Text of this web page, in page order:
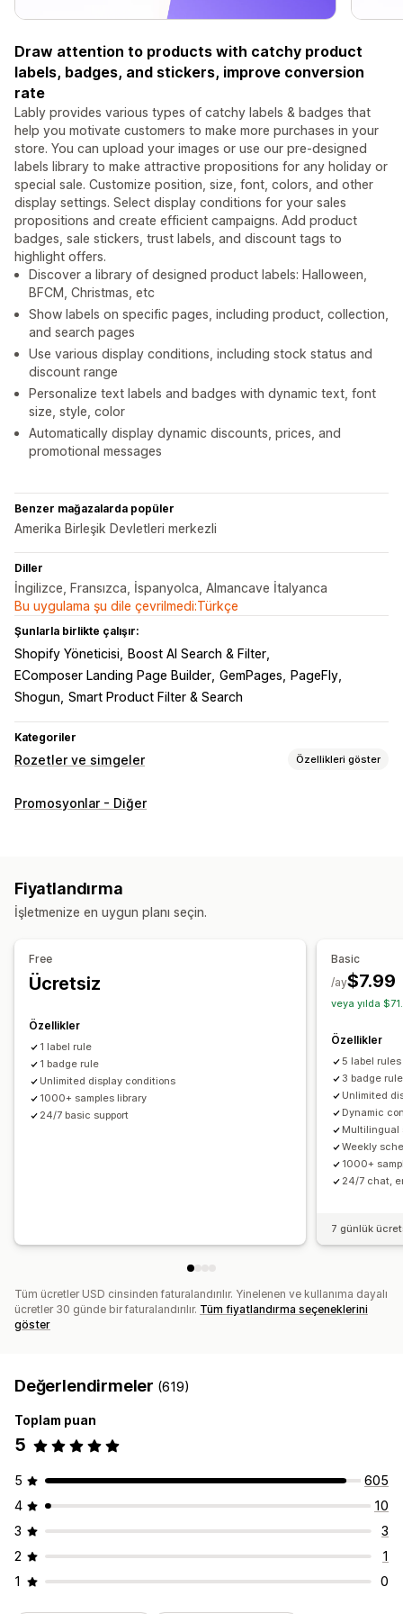
Draw attention to products with catchy product
labels, badges, and stickers, improve conversion
rate
Lably provides various types of catchy labels & badges that
help you motivate customers to make more purchases in your
store. You can upload your images or use our pre-designed
labels library to make attractive propositions for any holiday or
special sale. Customize position, size, font, colors, and other
display settings. Select display conditions for your sales
propositions and create efficient campaigns. Add product
badges, sale stickers, trust labels, and discount tags to
highlight offers.
Discover a library of designed product labels: Halloween,
BFCM, Christmas, etc
Show labels on specific pages, including product, collection,
and search pages
Use various display conditions, including stock status and
discount range
Personalize text labels and badges with dynamic text, font
size, style, color
Automatically display dynamic discounts, prices, and
promotional messages
Benzer mağazalarda popüler
Amerika Birleşik Devletleri merkezli
Diller
İngilizce, Fransızca, İspanyolca, Almancave İtalyanca
Bu uygulama şu dile çevrilmedi:Türkçe
Şunlarla birlikte çalışır:
Shopify Yöneticisi
Boost AI Search & Filter
EComposer Landing Page Builder GemPages
PageFly
Shogun Smart Product Filter & Search
Kategoriler
Rozetler ve simgeler Özellikleri göster
Simge türleri
Animasyonlar Arka planlar
Yazı tipleri
Beden Araç ipuçları
Simge konumu
Otomatik konum
Koleksiyon sayfaları
Arama sayfası
Promosyonlar - Diğer
Fiyatlandırma
İşletmenize en uygun planı seçin.
Free
Ücretsiz
Özellikler
1 label rule
1 badge rule
Unlimited display conditions
1000+ samples library
24/7 basic support
Basic
$7.99
/ay
veya yılda
Özellikler
5 label rules
3 badge
Unlimited
Dynamic
Multilingual
Weekly
1000+
24/7 chat,
7 günlük
Tüm ücretler USD cinsinden faturalandırılır. Yinelenen ve kullanıma dayalı
ücretler 30 günde bir faturalandırılır. Tüm fiyatlandırma seçeneklerini
göster
Değerlendirmeler (619)
Toplam puan
5
5
605
4
10
3
3
2
1
1
0